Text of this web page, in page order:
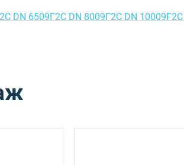
DN 6509Г2С DN 8009Г2С DN 100